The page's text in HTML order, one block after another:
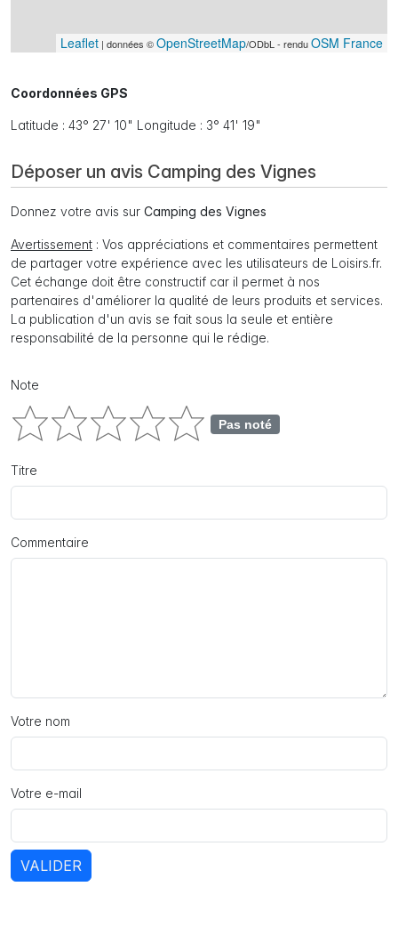
Leaflet | données ©OpenStreetMap/ODbL - renduOSM France
Coordonnées GPS
Latitude : 43° 27' 10" Longitude : 3° 41' 19"
Déposer un avis Camping des Vignes
Donnez votre avis sur Camping des Vignes
Avertissement : Vos appréciations et commentaires permettent
de partager votre expérience avec les utilisateurs de Loisirs.fr.
Cet échange doit être constructif car il permet à nos
partenaires d'améliorer la qualité de leurs produits et services.
La publication d'un avis se fait sous la seule et entière
responsabilité de la personne qui le rédige.
Note
Pas noté
Titre
Commentaire
Votre nom
Votre e-mail
VALIDER